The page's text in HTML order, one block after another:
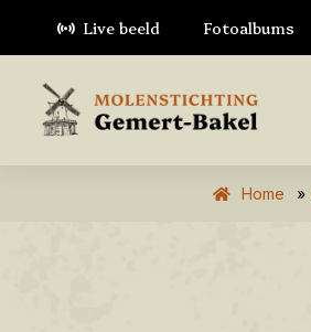
Live beeld Fotoalbums
Home »